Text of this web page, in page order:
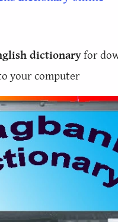
dictionaryfor
your computer